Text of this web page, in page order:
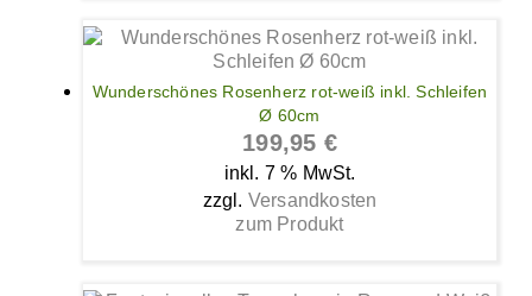
Wunderschönes Rosenherz rot-weiß inkl. Schleifen
Ø 60cm
199,95 €
inkl. 7 % MwSt.
zzgl. Versandkosten
zum Produkt